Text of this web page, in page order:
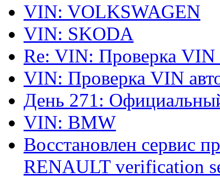
VIN: VOLKSWAGEN
VIN: SKODA
Re: VIN: Проверка VIN
VIN: Проверка VIN
День 271:
VIN: BMW
Восстановлен сервис
RENAULT verification